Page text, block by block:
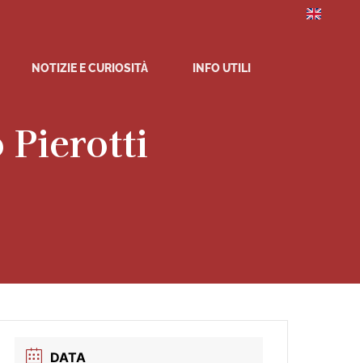
NOTIZIE E CURIOSITÀ INFO UTILI
Pierotti
DATA